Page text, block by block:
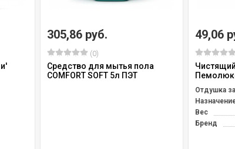
305,86 руб.
(0)
Средство для мытья пола
COMFORT SOFT 5л ПЭТ
49,06
Отдушка
Вес
Бренд